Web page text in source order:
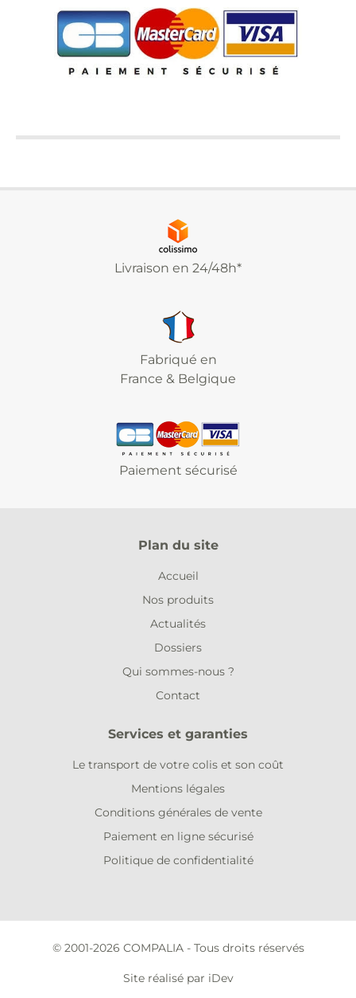
Livraison en 24/48h*
Fabriqué en
France & Belgique
Paiement sécurisé
Plan du site
Accueil
Nos produits
Actualités
Dossiers
Qui sommes-nous ?
Contact
Services et garanties
Le transport de votre colis et son coût
Mentions légales
Conditions générales de vente
Paiement en ligne sécurisé
Politique de confidentialité
© 2001-2026 COMPALIA - Tous droits réservés
Site réalisé par iDev